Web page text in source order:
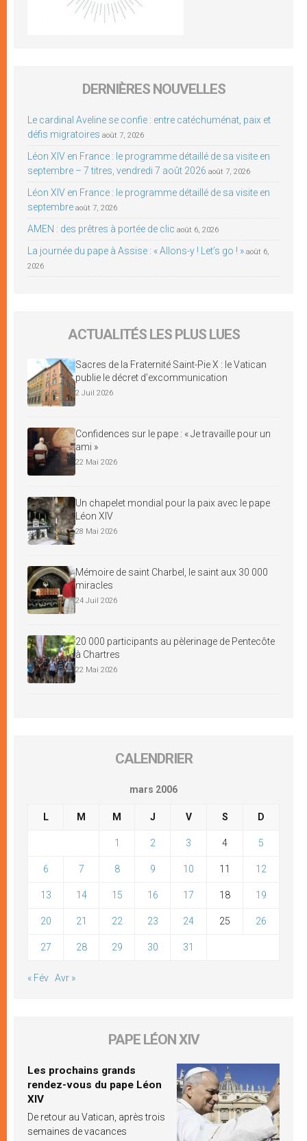
DERNIÈRES NOUVELLES
Le cardinal Aveline se confie : entre catéchuménat, paix et
défis migratoires août 7, 2026
Léon XIV en France : le programme détaillé de sa visite en
septembre – 7 titres, vendredi 7 août 2026 août 7, 2026
Léon XIV en France : le programme détaillé de sa visite en
septembre août 7, 2026
AMEN : des prêtres à portée de clic août 6, 2026
La journée du pape à Assise : « Allons-y ! Let’s go ! » août 6,
2026
ACTUALITÉS LES PLUS LUES
Sacres de la Fraternité Saint-Pie X : le Vatican
publie le décret d’excommunication
2 Juil 2026
Confidences sur le pape : « Je travaille pour un
ami »
22 Mai 2026
Un chapelet mondial pour la paix avec le pape
Léon XIV
28 Mai 2026
Mémoire de saint Charbel, le saint aux 30 000
miracles
24 Juil 2026
20 000 participants au pèlerinage de Pentecôte
à Chartres
22 Mai 2026
CALENDRIER
mars 2006
L M M J V S D
1 2 3 4 5
6 7 8 9 10 11 12
13 14 15 16 17 18 19
20 21 22 23 24 25 26
27 28 29 30 31
« Fév Avr »
PAPE LÉON XIV
Les prochains grands
rendez-vous du pape Léon
XIV
De retour au Vatican, après trois
semaines de vacances